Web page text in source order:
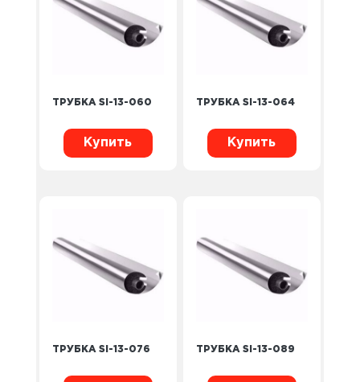
ТРУБКА SI-13-060
Купить
ТРУБКА SI-13-064
Купить
ТРУБКА SI-13-076 ТРУБКА SI-13-089